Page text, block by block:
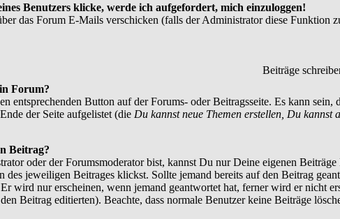
Benutzers klicke, werde ich aufgefordert, mich einzuloggen!
das Forum E-Mails verschicken (falls der Administrator diese Funktion
Beiträge
Forum?
entsprechenden Button auf der Forums- oder Beitragsseite. Es kann
der Seite aufgelistet (die Du kannst neue Themen erstellen, Du kannst
Beitrag?
oder der Forumsmoderator bist, kannst Du nur Deine eigenen
des jeweiligen Beitrages klickst. Sollte jemand bereits auf den Beitrag
wird nur erscheinen, wenn jemand geantwortet hat, ferner wird er nicht
Beitrag editierten). Beachte, dass normale Benutzer keine Beiträge